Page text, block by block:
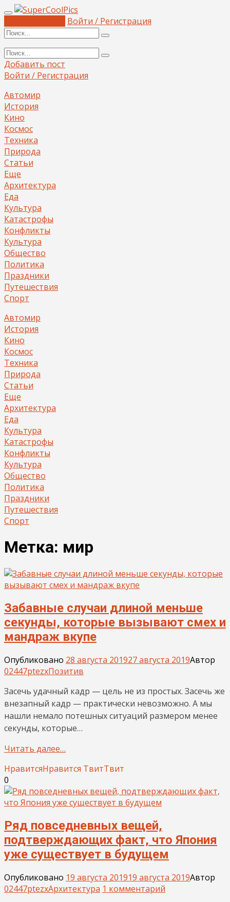
Войти / Регистрация
Добавить пост
Войти / Регистрация
Автомир
История
Кино
Космос
Техника
Природа
Статьи
Еще
Архитектура
Еда
Культура
Катастрофы
Конфликты
Культура
Общество
Политика
Праздники
Путешествия
Спорт
Автомир
История
Кино
Космос
Техника
Природа
Статьи
Еще
Архитектура
Еда
Культура
Катастрофы
Конфликты
Культура
Общество
Политика
Праздники
Путешествия
Спорт
Метка: мир
Забавные случаи длиной меньше
секунды, которые вызывают смех и
мандраж вкупе
Опубликовано 28 августа 201927 августа 2019Автор
02447ptezxПозитив
Засечь удачный кадр — цель не из простых. Засечь же
внезапный кадр — практически невозможно. А мы
нашли немало потешных ситуаций размером менее
секунды, которые…
Читать далее…
НравитсяНравится ТвитТвит
0
Ряд повседневных вещей,
подтверждающих факт, что Япония
уже существует в будущем
Опубликовано 19 августа 201919 августа 2019Автор
02447ptezxАрхитектура 1 комментарий